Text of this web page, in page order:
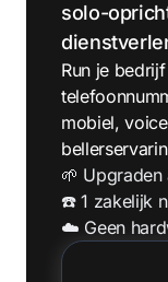
solo-
Run je
mobiel,
🌱
☎️ 1 zakelijk
☁️ Geen